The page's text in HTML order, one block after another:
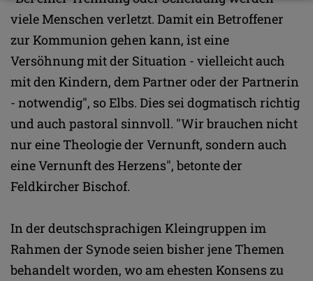
viele Menschen verletzt. Damit ein Betroffener
zur Kommunion gehen kann, ist eine
Versöhnung mit der Situation - vielleicht auch
mit den Kindern, dem Partner oder der Partnerin
- notwendig", so Elbs. Dies sei dogmatisch richtig
und auch pastoral sinnvoll. "Wir brauchen nicht
nur eine Theologie der Vernunft, sondern auch
eine Vernunft des Herzens", betonte der
Feldkircher Bischof.
In der deutschsprachigen Kleingruppen im
Rahmen der Synode seien bisher jene Themen
behandelt worden, wo am ehesten Konsens zu